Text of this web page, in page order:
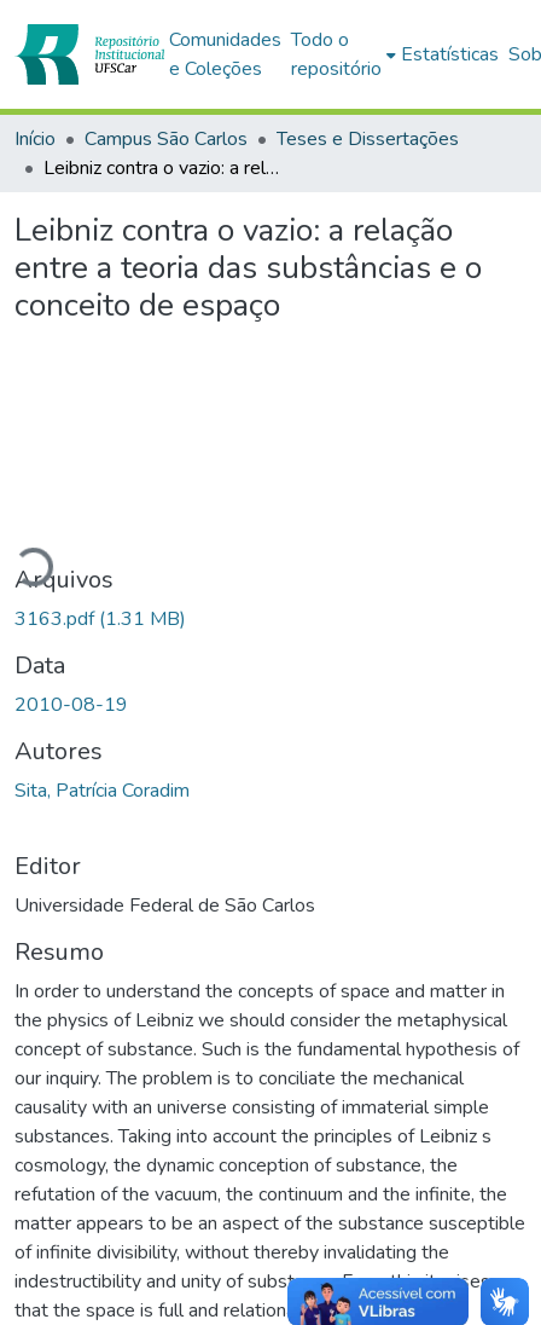
Comunidades
e Coleções
Todo o
repositório
Estatísticas
Início Campus São Carlos
Teses e Dissertações
Leibniz contra o vazio: a relação entre a teoria das substâncias e o conceito de espaço
Leibniz contra o vazio: a relação
entre a teoria das substâncias e o
conceito de espaço
Arquivos
3163.pdf(1.31 MB)
Data
2010-08-19
Autores
Sita, Patrícia Coradim
Editor
Universidade Federal de São Carlos
Resumo
In order to understand the concepts of space and matter in
the physics of Leibniz we should consider the metaphysical
concept of substance. Such is the fundamental hypothesis of
our inquiry. The problem is to conciliate the mechanical
causality with an universe consisting of immaterial simple
substances. Taking into account the principles of Leibniz s
cosmology, the dynamic conception of substance, the
refutation of the vacuum, the continuum and the infinite, the
matter appears to be an aspect of the substance susceptible
of infinite divisibility, without thereby invalidating the
indestructibility and unity of substance. From this it arises
that the space is full and relational.